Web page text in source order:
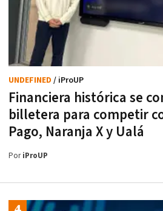
Financiera histórica se
billetera para competir
Pago, Naranja X y Ualá
UNDEFINED / iProUP
PoriProUP